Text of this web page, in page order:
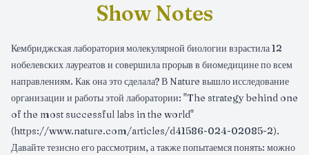
Show Notes
Кембриджская лаборатория молекулярной биологии взрастила 12
нобелевских лауреатов и совершила прорыв в биомедицине по всем
направлениям. Как она это сделала? В Nature вышло исследование
организации и работы этой лаборатории: "The strategy behind one
of the most successful labs in the world"
(https://www.nature.com/articles/d41586-024-02085-2).
Давайте тезисно его рассмотрим, а также попытаемся понять: можно